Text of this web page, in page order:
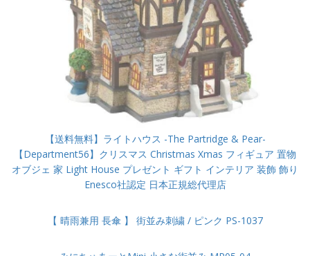
【送料無料】ライトハウス -The Partridge & Pear-
【Department56】クリスマス Christmas Xmas フィギュア 置物
オブジェ 家 Light House プレゼント ギフト インテリア 装飾 飾り
Enesco社認定 日本正規総代理店
【 晴雨兼用 長傘 】 街並み刺繍 / ピンク PS-1037